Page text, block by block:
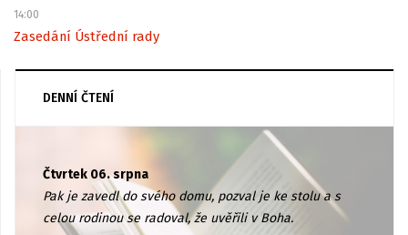
14:00
Zasedání Ústřední rady
DENNÍ ČTENÍ
Čtvrtek 06. srpna
Pak je zavedl do svého domu, pozval je ke stolu a s
celou rodinou se radoval, že uvěřili v Boha.